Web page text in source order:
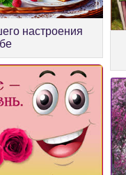
настроения